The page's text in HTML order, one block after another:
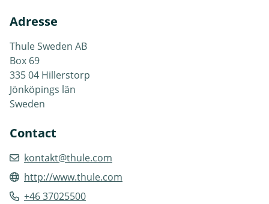
Adresse
Thule Sweden AB
Box 69
335 04 Hillerstorp
Jönköpings län
Sweden
Contact
kontakt@thule.com
http://www.thule.com
+46 37025500